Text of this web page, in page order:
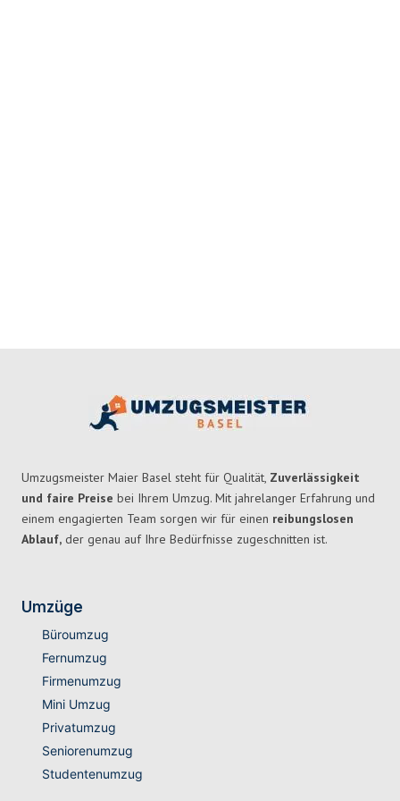
Umzugsmeister Maier Basel steht für Qualität, Zuverlässigkeit
und faire Preise bei Ihrem Umzug. Mit jahrelanger Erfahrung und
einem engagierten Team sorgen wir für einen reibungslosen
Ablauf, der genau auf Ihre Bedürfnisse zugeschnitten ist.
Umzüge
Büroumzug
Fernumzug
Firmenumzug
Mini Umzug
Privatumzug
Seniorenumzug
Studentenumzug